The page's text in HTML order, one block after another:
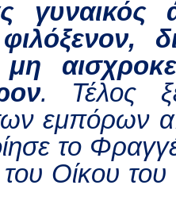
. Τέλος
εμπόρων
το
Οίκου του